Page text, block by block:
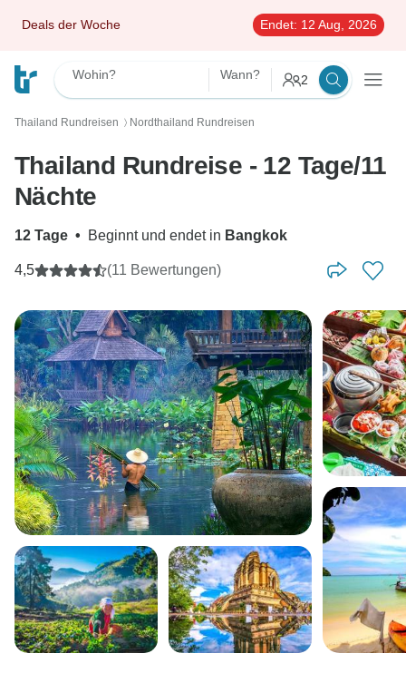
Deals der Woche Endet: 12 Aug, 2026
Wohin? Wann? 2
Thailand Rundreisen 〉 Nordthailand Rundreisen
Thailand Rundreise - 12 Tage/11
Nächte
12 Tage • Beginnt und endet in Bangkok
4,5 (11 Bewertungen)